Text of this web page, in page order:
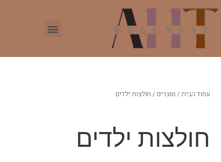
עמוד הבית / מוצרים / חולצות ילדים
חולצות ילדים